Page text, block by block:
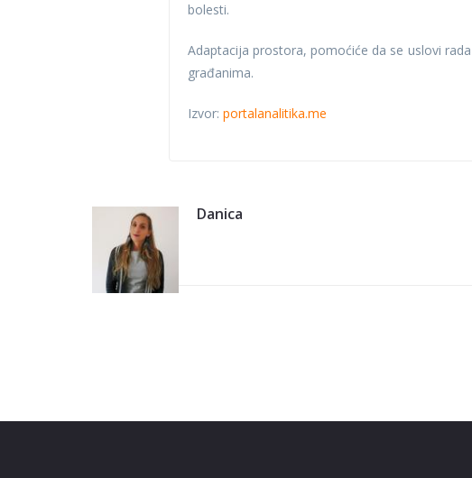
bolesti.
Adaptacija prostora, pomoćiće da se uslovi
građanima.
Izvor: portalanalitika.me
Danica